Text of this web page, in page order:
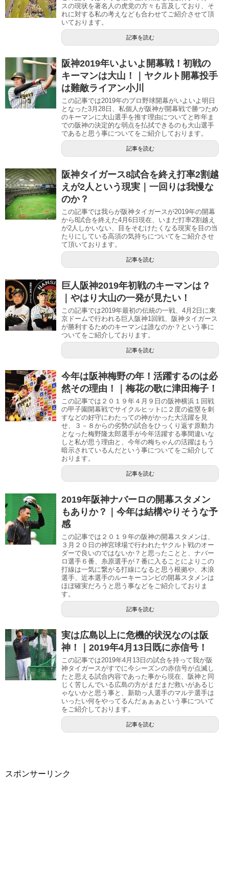
スの現状を著名人の虎党の方々も言及しており、そ
れに対する私の考えなども合わせてご紹介させて頂
いております。
記事を読む
阪神2019年いよいよ開幕戦！初戦の
キーマンは大山！｜ヤクルト開幕投手
は難敵ライアン小川
この記事では2019年のプロ野球開幕がいよいよ明日
となった3月28日、私個人が阪神が開幕戦で勝つため
のキーマンに大山選手を推す理由についてと昨年ま
での阪神の決定的な弱点を払拭できるのも大山選手
であると思う事についてをご紹介しております。
記事を読む
阪神タイガース8試合を終え打率2割越
えが2人という現実｜一回りは我慢な
のか？
この記事では我らが阪神タイガースが2019年の開幕
から8試合を終えた4月6日現在、いまだ打率2割越え
が2人しかいない、目をそむけたくなる現実を目の当
たりにしている高須の気持ちについてをご紹介させ
て頂いております。
記事を読む
巨人阪神2019年初戦のキーマンは？
｜やはり大山の一発が見たい！
この記事では2019年最初の伝統の一戦、4月2日に東
京ドームで行われる巨人阪神1回戦、阪神タイガース
が勝利するためのキーマンは誰なのか？という事に
ついてをご紹介しております。
記事を読む
今年は阪神梅野の年！活躍するのは必
然その理由！｜梅花の歌に津田梅子！
この記事では２０１９年４月９日の阪神横浜１回戦
の甲子園開幕戦でサイクルヒットに２度の盗塁を刺
すなどの好守にわたっての神がかった大活躍を見
せ、３－８からの劣勢の試合をひっくり返す原動力
となった梅野隆太郎選手が今年活躍する事間違いな
しと私が思う理由と、今年の梅ちゃんの活躍はもう
暗示されているんだという事についてをご紹介して
おります。
記事を読む
2019年阪神ナバーロの開幕スタメン
もありか？｜今年は結構やりそうな予
感
この記事では２０１９年の阪神の開幕スタメンは、
３月２０日の神宮球場で行われたヤクルト戦のオー
ダーで良いのではないか？と思ったことと、ナバー
ロ選手６番、糸原選手が７番に入ることによりこの
打線は一気に繋がる打線になると思う根拠や、木浪
選手、近本選手のルーキーコンビの開幕スタメンは
ほぼ確実だろうと思う事などをご紹介しておりま
す。
記事を読む
実は広島以上に危機的状況なのは阪
神！｜2019年4月13日既に赤信号！
この記事では2019年4月13日の試合を持って我が阪
神タイガースがすでに今シーズンの赤信号が点滅し
たと思える試合内容であった事から現在、阪神と同
じく苦しんでいる広島の方がまだまだ救いがあるじ
ゃないかと思う事と、新助っ人選手のマルテ選手は
いったい何をやってるんだぁぁぁという事について
をご紹介しております。
記事を読む
スポンサーリンク